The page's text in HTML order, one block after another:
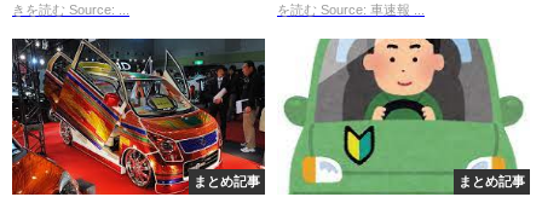
きを読む Source: ...
を読む Source: 車速報 ...
まとめ記事 まとめ記事